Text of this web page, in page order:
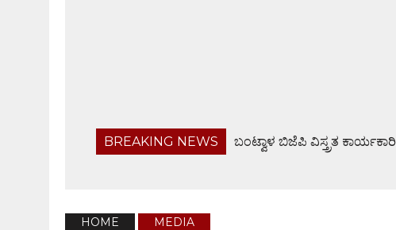
BREAKING NEWS
ಫೊಟೋಗ್ರಾಫರ್ಸ್
ಅಯೋಧ್ಯೆಯಲ್ಲಿ ರೋಹಿಣಿ ಉದಯ್ ಮತ್ತು ಶಿಷ್ಯೆಯರಿಂದ
HOME MEDIA